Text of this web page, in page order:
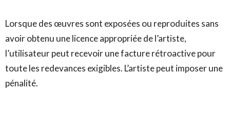
Lorsque des œuvres sont exposées ou reproduites sans
avoir obtenu une licence appropriée de l’artiste,
l’utilisateur peut recevoir une facture rétroactive pour
toute les redevances exigibles. L’artiste peut imposer une
pénalité.